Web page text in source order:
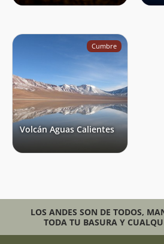
Cumbre
Volcán Aguas Calientes
LOS ANDES SON DE TODOS,
TODA TU BASURA Y